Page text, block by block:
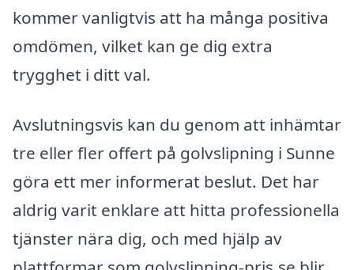
kommer vanligtvis att ha många positiva
omdömen, vilket kan ge dig extra
trygghet i ditt val.
Avslutningsvis kan du genom att inhämtar
tre eller fler offert på golvslipning i Sunne
göra ett mer informerat beslut. Det har
aldrig varit enklare att hitta professionella
tjänster nära dig, och med hjälp av